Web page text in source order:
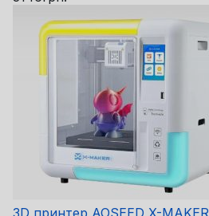
3D принтер AOSEED X-MAKER